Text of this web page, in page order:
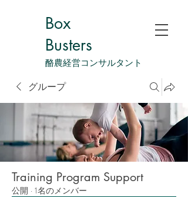
酪農経営コンサルタント
Box
Busters
グループ
Training Program Support
公開 · 1名のメンバー